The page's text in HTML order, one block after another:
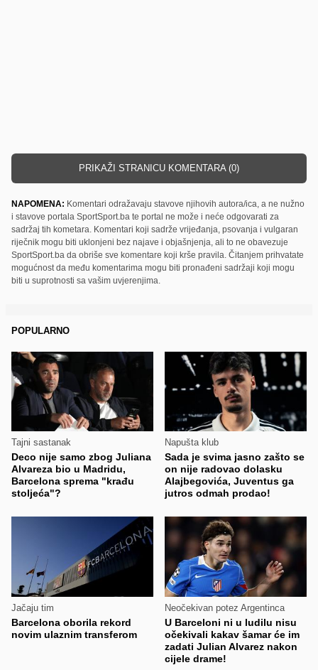
PRIKAŽI STRANICU KOMENTARA (0)
NAPOMENA: Komentari odražavaju stavove njihovih autora/ica, a ne nužno
i stavove portala SportSport.ba te portal ne može i neće odgovarati za
sadržaj tih kometara. Komentari koji sadrže vrijeđanja, psovanja i vulgaran
riječnik mogu biti uklonjeni bez najave i objašnjenja, ali to ne obavezuje
SportSport.ba da obriše sve komentare koji krše pravila. Čitanjem prihvatate
mogućnost da među komentarima mogu biti pronađeni sadržaji koji mogu
biti u suprotnosti sa vašim uvjerenjima.
POPULARNO
Tajni sastanak
Deco nije samo zbog Juliana
Alvareza bio u Madridu,
Barcelona sprema "krađu
stoljeća"?
Napušta klub
Sada je svima jasno zašto se
on nije radovao dolasku
Alajbegovića, Juventus ga
jutros odmah prodao!
Jačaju tim
Barcelona oborila rekord
novim ulaznim transferom
Neočekivan potez Argentinca
U Barceloni ni u ludilu nisu
očekivali kakav šamar će im
zadati Julian Alvarez nakon
cijele drame!